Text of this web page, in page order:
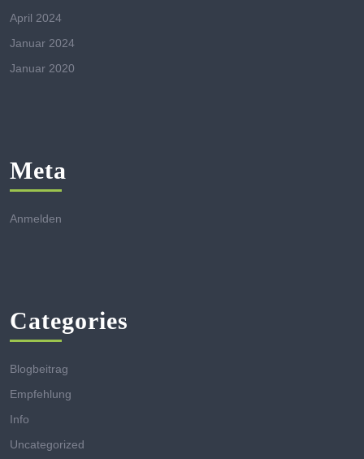
April 2024
Januar 2024
Januar 2020
Meta
Anmelden
Categories
Blogbeitrag
Empfehlung
Info
Uncategorized